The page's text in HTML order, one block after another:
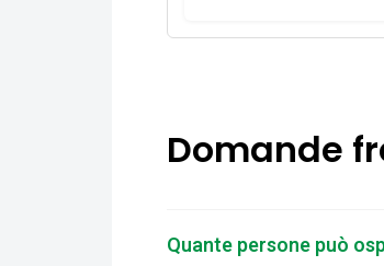
Domande
Quante persone può